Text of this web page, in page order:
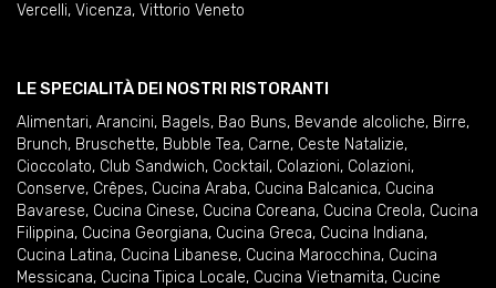
Vercelli, Vicenza, Vittorio Veneto
LE SPECIALITÀ DEI NOSTRI RISTORANTI
Alimentari, Arancini, Bagels, Bao Buns, Bevande alcoliche, Birre,
Brunch, Bruschette, Bubble Tea, Carne, Ceste Natalizie,
Cioccolato, Club Sandwich, Cocktail , Colazioni, Colazioni,
Conserve, Crêpes, Cucina Araba, Cucina Balcanica, Cucina
Bavarese, Cucina Cinese, Cucina Coreana, Cucina Creola, Cucina
Filippina, Cucina Georgiana, Cucina Greca, Cucina Indiana,
Cucina Latina, Cucina Libanese, Cucina Marocchina, Cucina
Messicana, Cucina Tipica Locale, Cucina Vietnamita, Cucine